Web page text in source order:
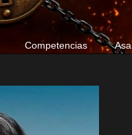
Competencias